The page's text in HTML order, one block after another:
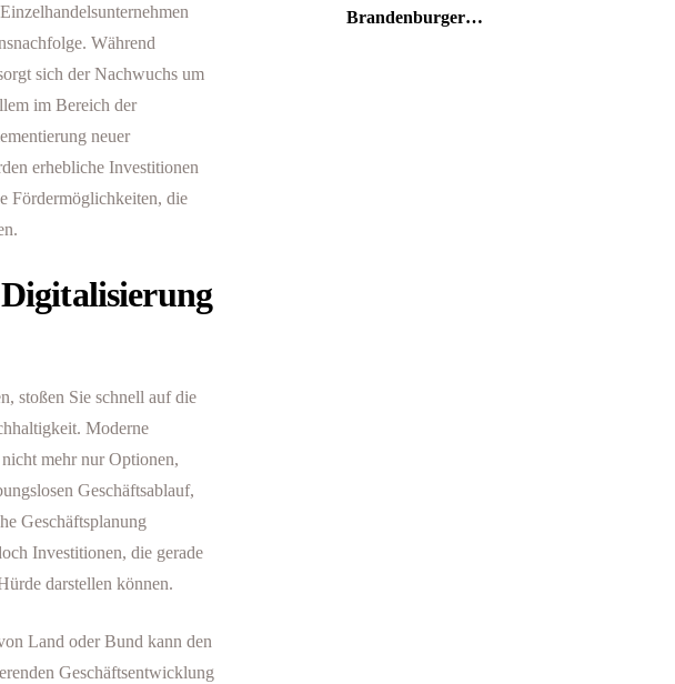
Während
sich der Nachwuchs um
im Bereich der
neuer
erhebliche Investitionen
Fördermöglichkeiten, die
stoßen Sie schnell auf die
Moderne
mehr nur Optionen,
Geschäftsablauf,
Geschäftsplanung
Investitionen, die gerade
darstellen können.
Land oder Bund kann den
Geschäftsentwicklung
Brandenburger